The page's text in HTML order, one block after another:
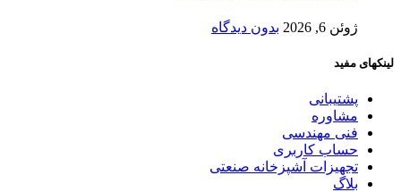
ژوئن 6, 2026 بدون دیدگاه
لینکهای مفید
پشتیبانی
مشاوره
فنی مهندسی
حساب کاربری
تجهیزات آشپزخانه صنعتی
بلاگ